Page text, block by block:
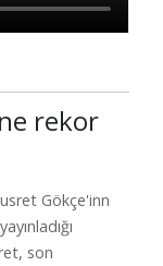
rekor
Gökçe'inn
son